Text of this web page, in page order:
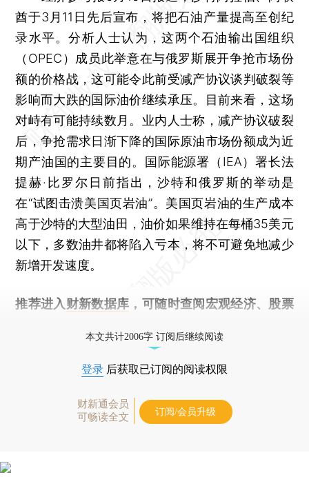
酋于3月11日先后宣布，将把石油产量提高至创纪
录水平。分析人士认为，这两个石油输出国组织
（OPEC）成员此举意在与俄罗斯展开争抢市场份
额的价格战，这可能令此前受减产协议谈判破裂等
影响而大跌的国际油价继续承压。目前来看，这场
对峙有可能持续数月。业内人士称，减产协议破裂
后，争抢需求日渐下降的国际原油市场份额成为近
期产油国的主要目的。国际能源署（IEA）署长法
提赫·比罗尔日前指出，沙特和俄罗斯的举动是
在“试图击溃美国页岩油”。美国页岩油的生产成本
高于沙特的大型油田，油价如果维持在每桶35美元
以下，多数油井都将陷入亏本，将不可避免地减少
新增开发速度。
推荐进入 财新数据库 ，可随时查阅宏观经济、股票
本文共计2006字 订阅后继续阅读
登录 后获取已订阅的阅读权限
财新通会员
可畅读全文
订阅/会员升级